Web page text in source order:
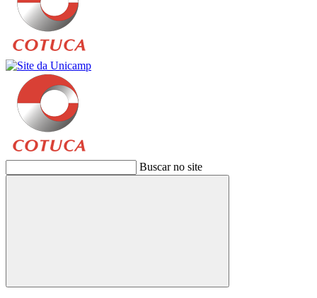
Buscar no site
Buscar